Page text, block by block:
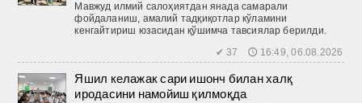
Мавжуд илмий салоҳиятдан янада самарали
фойдаланиш, амалий тадқиқотлар кўламини
кенгайтириш юзасидан қўшимча тавсиялар берилди.
✔ 37 🕔 16:49, 06.08.2026
Яшил келажак сари ишонч билан халқ
иродасини намойиш қилмоқда